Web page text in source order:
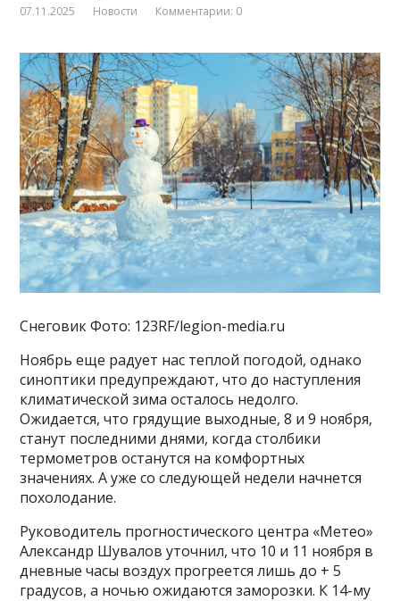
07.11.2025 Новости Комментарии: 0
Снеговик Фото: 123RF/legion-media.ru
Ноябрь еще радует нас теплой погодой, однако
синоптики предупреждают, что до наступления
климатической зима осталось недолго.
Ожидается, что грядущие выходные, 8 и 9 ноября,
станут последними днями, когда столбики
термометров останутся на комфортных
значениях. А уже со следующей недели начнется
похолодание.
Руководитель прогностического центра «Метео»
Александр Шувалов уточнил, что 10 и 11 ноября в
дневные часы воздух прогреется лишь до + 5
градусов, а ночью ожидаются заморозки. К 14-му